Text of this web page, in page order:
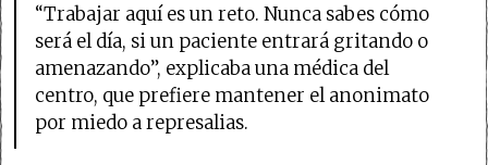
“Trabajar aquí es un reto. Nunca sabes cómo
será el día, si un paciente entrará gritando o
amenazando”, explicaba una médica del
centro, que prefiere mantener el anonimato
por miedo a represalias.